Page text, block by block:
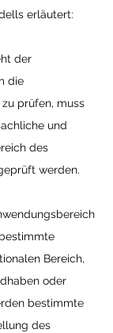
erläutert:
der
die
prüfen, muss
und
des
werden.
Bereich,
oder
bestimmte
des